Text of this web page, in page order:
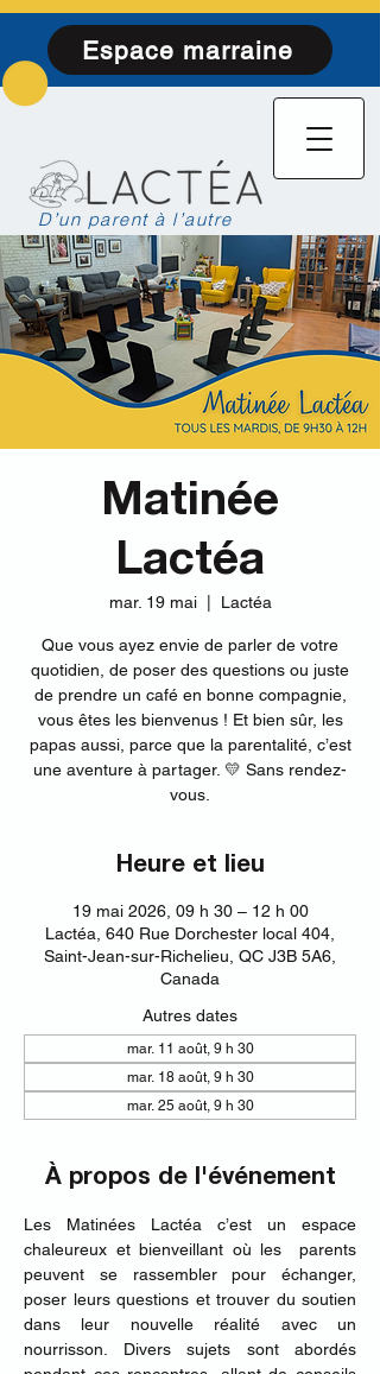
D’un parent à l’autre
Espace marraine
Matinée
Lactéa
mar. 19 mai
  |
Lactéa
Que vous ayez envie de parler de votre
quotidien, de poser des questions ou juste
de prendre un café en bonne compagnie,
vous êtes les bienvenus ! Et bien sûr, les
papas aussi, parce que la parentalité, c’est
une aventure à partager. 💛 Sans rendez-
vous.
Heure et lieu
19 mai 2026, 09 h 30 – 12 h 00
Lactéa, 640 Rue Dorchester local 404,
Saint-Jean-sur-Richelieu, QC J3B 5A6,
Canada
Autres dates
mar. 11 août, 9 h 30
mar. 18 août, 9 h 30
mar. 25 août, 9 h 30
À propos de l'événement
Les Matinées Lactéa c’est un espace
chaleureux et bienveillant où les  parents
peuvent se rassembler pour échanger,
poser leurs questions et trouver du soutien
dans leur nouvelle réalité avec un
nourrisson. Divers sujets sont abordés